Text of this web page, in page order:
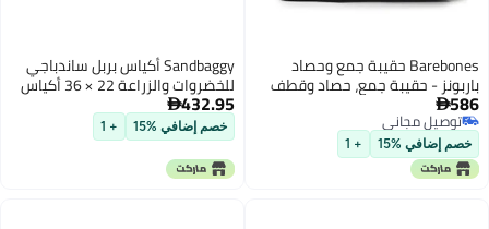
-
Sandbaggy أكياس بربل ساندباجي
للخضروات والزراعة 22 × 36 أكياس
بربل مثالية للأطفال وأغطية النباتات
تتحمل حتى 50 رطلاً عبوة من 10
432.95
خصم إضافي %15